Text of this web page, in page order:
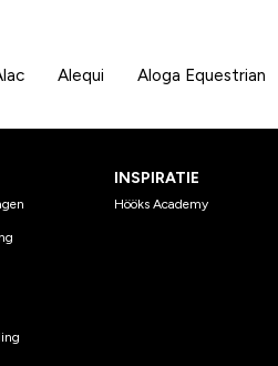
Alequi Aloga Equestrian
INSPIRATIE
Hööks Academy